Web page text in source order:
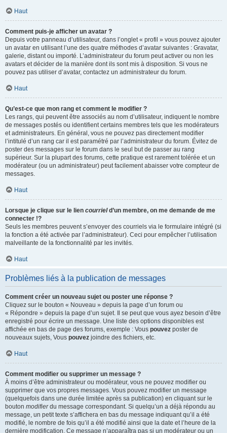
Haut
Comment puis-je afficher un avatar ?
Depuis votre panneau d’utilisateur, dans l’onglet « profil » vous pouvez ajouter
un avatar en utilisant l’une des quatre méthodes d’avatar suivantes : Gravatar,
galerie, distant ou importé. L’administrateur du forum peut activer ou non les
avatars et décider de la manière dont ils sont mis à disposition. Si vous ne
pouvez pas utiliser d’avatar, contactez un administrateur du forum.
Haut
Qu’est-ce que mon rang et comment le modifier ?
Les rangs, qui peuvent être associés au nom d’utilisateur, indiquent le nombre
de messages postés ou identifient certains membres tels que les modérateurs
et administrateurs. En général, vous ne pouvez pas directement modifier
l’intitulé d’un rang car il est paramétré par l’administrateur du forum. Évitez de
poster des messages sur le forum dans le seul but de passer au rang
supérieur. Sur la plupart des forums, cette pratique est rarement tolérée et un
modérateur (ou un administrateur) peut facilement abaisser votre compteur de
messages.
Haut
Lorsque je clique sur le lien courrield’un membre, on me demande de me
connecter !?
Seuls les membres peuvent s’envoyer des courriels via le formulaire intégré (si
la fonction a été activée par l’administrateur). Ceci pour empêcher l’utilisation
malveillante de la fonctionnalité par les invités.
Haut
Problèmes liés à la publication de messages
Comment créer un nouveau sujet ou poster une réponse ?
Cliquez sur le bouton « Nouveau » depuis la page d’un forum ou
« Répondre » depuis la page d’un sujet. Il se peut que vous ayez besoin d’être
enregistré pour écrire un message. Une liste des options disponibles est
affichée en bas de page des forums, exemple : Vous pouvez poster de
nouveaux sujets, Vous pouvez joindre des fichiers, etc.
Haut
Comment modifier ou supprimer un message ?
À moins d’être administrateur ou modérateur, vous ne pouvez modifier ou
supprimer que vos propres messages. Vous pouvez modifier un message
(quelquefois dans une durée limitée après sa publication) en cliquant sur le
bouton modifierdu message correspondant. Si quelqu’un a déjà répondu au
message, un petit texte s’affichera en bas du message indiquant qu’il a été
modifié, le nombre de fois qu’il a été modifié ainsi que la date et l’heure de la
dernière modification. Ce message n’apparaîtra pas si un modérateur ou un